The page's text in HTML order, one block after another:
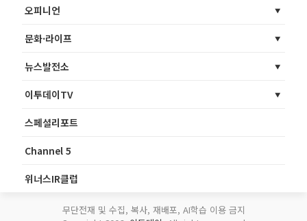
오피니언
문화·라이프
뉴스발전소
이투데이TV
스페셜리포트
Channel 5
위너스IR클럽
무단전재 및 수집, 복사, 재배포, AI학습 이용 금지